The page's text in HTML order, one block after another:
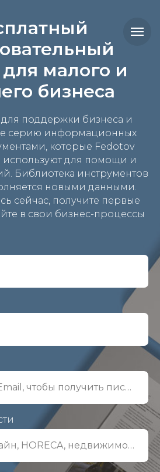
малого и
бизнеса
для поддержки бизнеса и
серию информационных
которые Fedotov
для помощи и
Библиотека инструментов
новыми данными.
сейчас, получите первые
в свои бизнес-процессы
Действующий Email, чтобы получить письмо
Например: Дизайн, HORECA, недвижимость, СМИ и так далее